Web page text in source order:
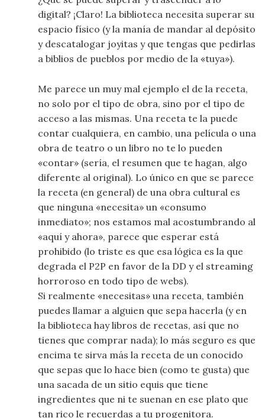
digital? ¡Claro! La biblioteca necesita superar su
espacio físico (y la manía de mandar al depósito
y descatalogar joyitas y que tengas que pedirlas
a biblios de pueblos por medio de la «tuya»).
Me parece un muy mal ejemplo el de la receta,
no solo por el tipo de obra, sino por el tipo de
acceso a las mismas. Una receta te la puede
contar cualquiera, en cambio, una película o una
obra de teatro o un libro no te lo pueden
«contar» (sería, el resumen que te hagan, algo
diferente al original). Lo único en que se parece
la receta (en general) de una obra cultural es
que ninguna «necesita» un «consumo
inmediato»; nos estamos mal acostumbrando al
«aquí y ahora», parece que esperar está
prohibido (lo triste es que esa lógica es la que
degrada el P2P en favor de la DD y el streaming
horroroso en todo tipo de webs).
Si realmente «necesitas» una receta, también
puedes llamar a alguien que sepa hacerla (y en
la biblioteca hay libros de recetas, así que no
tienes que comprar nada); lo más seguro es que
encima te sirva más la receta de un conocido
que sepas que lo hace bien (como te gusta) que
una sacada de un sitio equis que tiene
ingredientes que ni te suenan en ese plato que
tan rico le recuerdas a tu progenitora.